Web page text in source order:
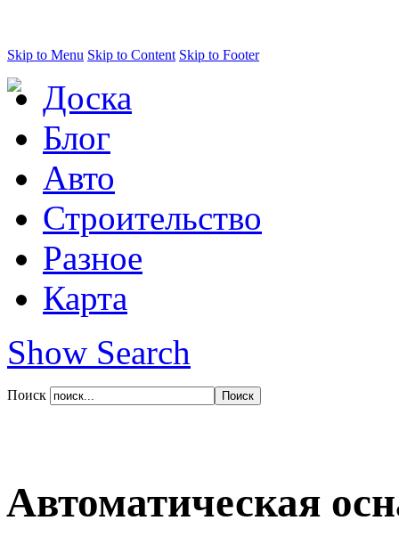
Skip to Menu Skip to Content Skip to Footer
Доска
Блог
Авто
Строительство
Разное
Карта
Show Search
Поиск
Автоматическая